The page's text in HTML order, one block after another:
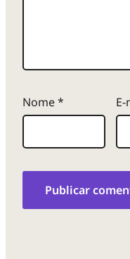
Nome*